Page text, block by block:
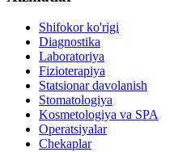
Shifokor ko'rigi
Diagnostika
Laboratoriya
Fizioterapiya
Statsionar davolanish
Stomatologiya
Kosmetologiya va SPA
Operatsiyalar
Chekaplar